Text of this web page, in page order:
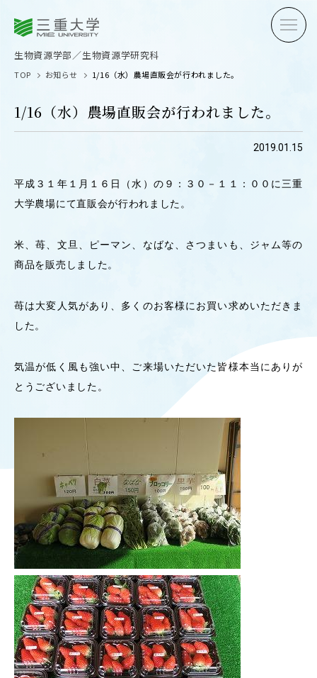
生物資源学部 生物資源学研究科
卒業生の方へ
OUR OPEN
学問探求セミナー
学生研究紹介・
インタビュー
ABOUT
学部概要
ACADEMICS
教育（学部・大学院等）
ADMISSION
入試情報
RESEARCH
研究
TOP お知らせ 1/16（水）農場直販会が行われました。
1/16（水）農場直販会が行われました。
2019.01.15
平成３１年１月１６日（水）の９：３０－１１：００に三重
大学農場にて直販会が行われました。
米、苺、文旦、ピーマン、なばな、さつまいも、ジャム等の
商品を販売しました。
苺は大変人気があり、多くのお客様にお買い求めいただきま
した。
気温が低く風も強い中、ご来場いただいた皆様本当にありが
とうございました。